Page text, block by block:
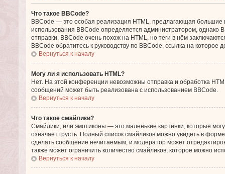
Что такое BBCode?
BBCode — это особая реализация HTML, предлагающая
использования BBCode определяется администратором,
отправки. BBCode очень похож на HTML, но теги в нём
BBCode обратитесь к руководству по BBCode, ссылка на
Вернуться к началу
Могу ли я использовать HTML?
Нет. На этой конференции невозможны отправка и обработка
сообщений может быть реализована с использованием BBCode.
Вернуться к началу
Что такое смайлики?
Смайлики, или эмотиконы — это маленькие картинки, которые
означает грусть. Полный список смайликов можно увидеть в
сделать сообщение нечитаемым, и модератор может
также может ограничить количество смайликов, которое можно
Вернуться к началу